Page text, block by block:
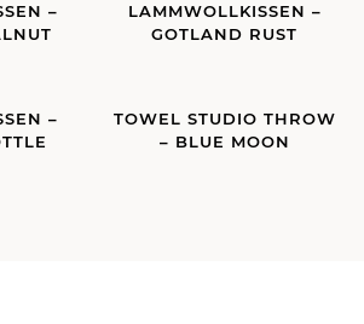
–
LAMMWOLLKISSEN –
GOTLAND RUST
–
TOWEL STUDIO THROW
– BLUE MOON